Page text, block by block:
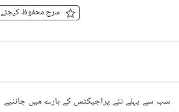
سرچ محفوظ کیجئے
سب سے پہلے نئے پراجیکٹس کے بارے میں جانئیے